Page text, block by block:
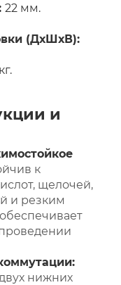
22 мм.
(ДхШхВ):
и
к
щелочей,
и резким
нижних